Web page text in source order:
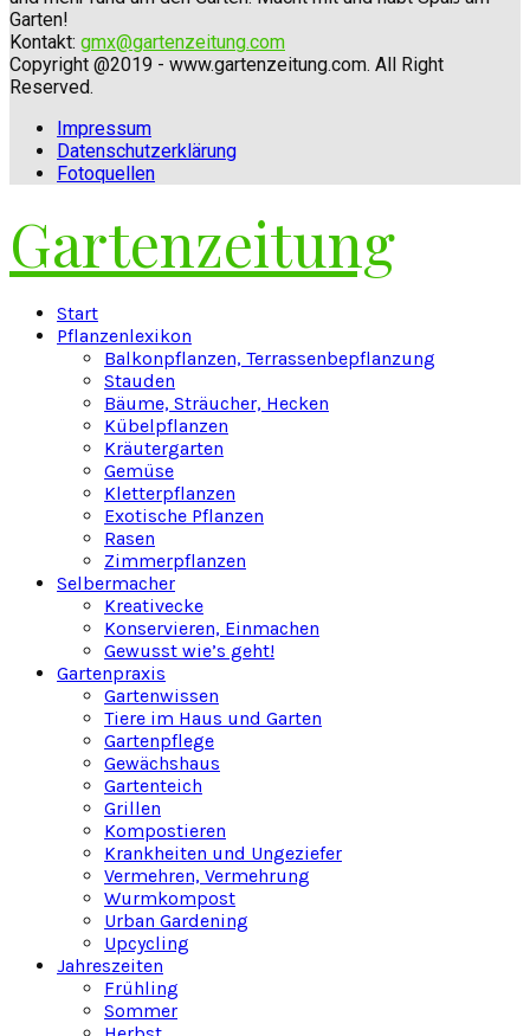
Garten!
Kontakt: gmx@gartenzeitung.com
Copyright @2019 - www.gartenzeitung.com. All Right
Reserved.
Impressum
Datenschutzerklärung
Fotoquellen
Gartenzeitung
Start
Pflanzenlexikon
Balkonpflanzen, Terrassenbepflanzung
Stauden
Bäume, Sträucher, Hecken
Kübelpflanzen
Kräutergarten
Gemüse
Kletterpflanzen
Exotische Pflanzen
Rasen
Zimmerpflanzen
Selbermacher
Kreativecke
Konservieren, Einmachen
Gewusst wie’s geht!
Gartenpraxis
Gartenwissen
Tiere im Haus und Garten
Gartenpflege
Gewächshaus
Gartenteich
Grillen
Kompostieren
Krankheiten und Ungeziefer
Vermehren, Vermehrung
Wurmkompost
Urban Gardening
Upcycling
Jahreszeiten
Frühling
Sommer